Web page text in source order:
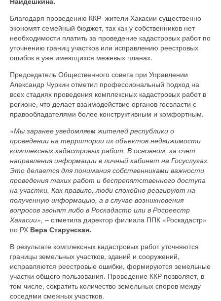
Благодаря проведению ККР жители Хакасии существенно
экономят семейный бюджет, так как у собственников нет
необходимости платить за проведение кадастровых работ по
уточнению границ участков или исправлению реестровых
ошибок в уже имеющихся межевых планах.
Председатель Общественного совета при Управлении
Александр Чуркин отметил профессиональный подход на
всех стадиях проведения комплексных кадастровых работ в
регионе, что делает взаимодействие органов госвласти с
правообладателями более конструктивным и комфортным.
«Мы заранее уведомляем жителей республики о
проведении на территории их объектов недвижимости
комплексных кадастровых работ. В основном, за счет
направления информации в личный кабинет на Госуслугах.
Это делается для понимания собственниками важности
проведения таких работ и беспрепятственного доступа
на участки. Как правило, люди спокойно реагируют на
полученную информацию, а в случае возникновения
вопросов звонят либо в Роскадастр или в Росреестр
Хакасии», – отметила директор филиала ППК «Роскадастр»
по РХ Вера Старунская.
В результате комплексных кадастровых работ уточняются
границы земельных участков, зданий и сооружений,
исправляются реестровые ошибки, формируются земельные
участки общего пользования. Проведение ККР позволяет, в
том числе, сократить количество земельных споров между
соседями смежных участков.